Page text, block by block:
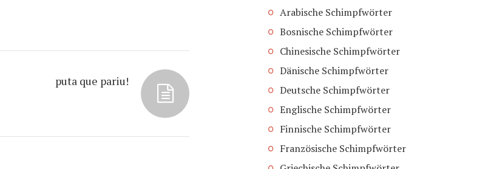
puta que pariu!
Arabische Schimpfwörter
Bosnische Schimpfwörter
Chinesische Schimpfwörter
Dänische Schimpfwörter
Deutsche Schimpfwörter
Englische Schimpfwörter
Finnische Schimpfwörter
Französische Schimpfwörter